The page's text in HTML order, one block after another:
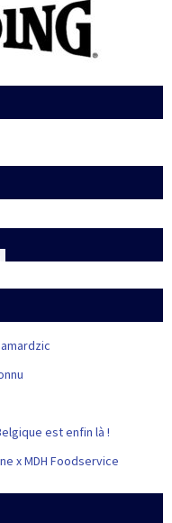
est enfin là !
x MDH Foodservice